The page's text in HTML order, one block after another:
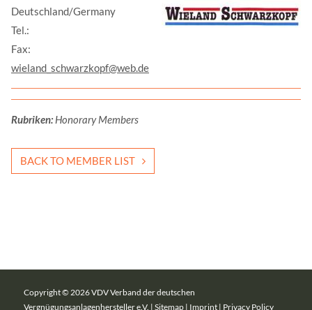
Deutschland/Germany
Tel.:
Fax:
wieland_schwarzkopf@web.de
Rubriken: Honorary Members
BACK TO MEMBER LIST
Copyright © 2026 VDV Verband der deutschen
Vergnügungsanlagenhersteller e.V. | Sitemap| Imprint| Privacy Policy